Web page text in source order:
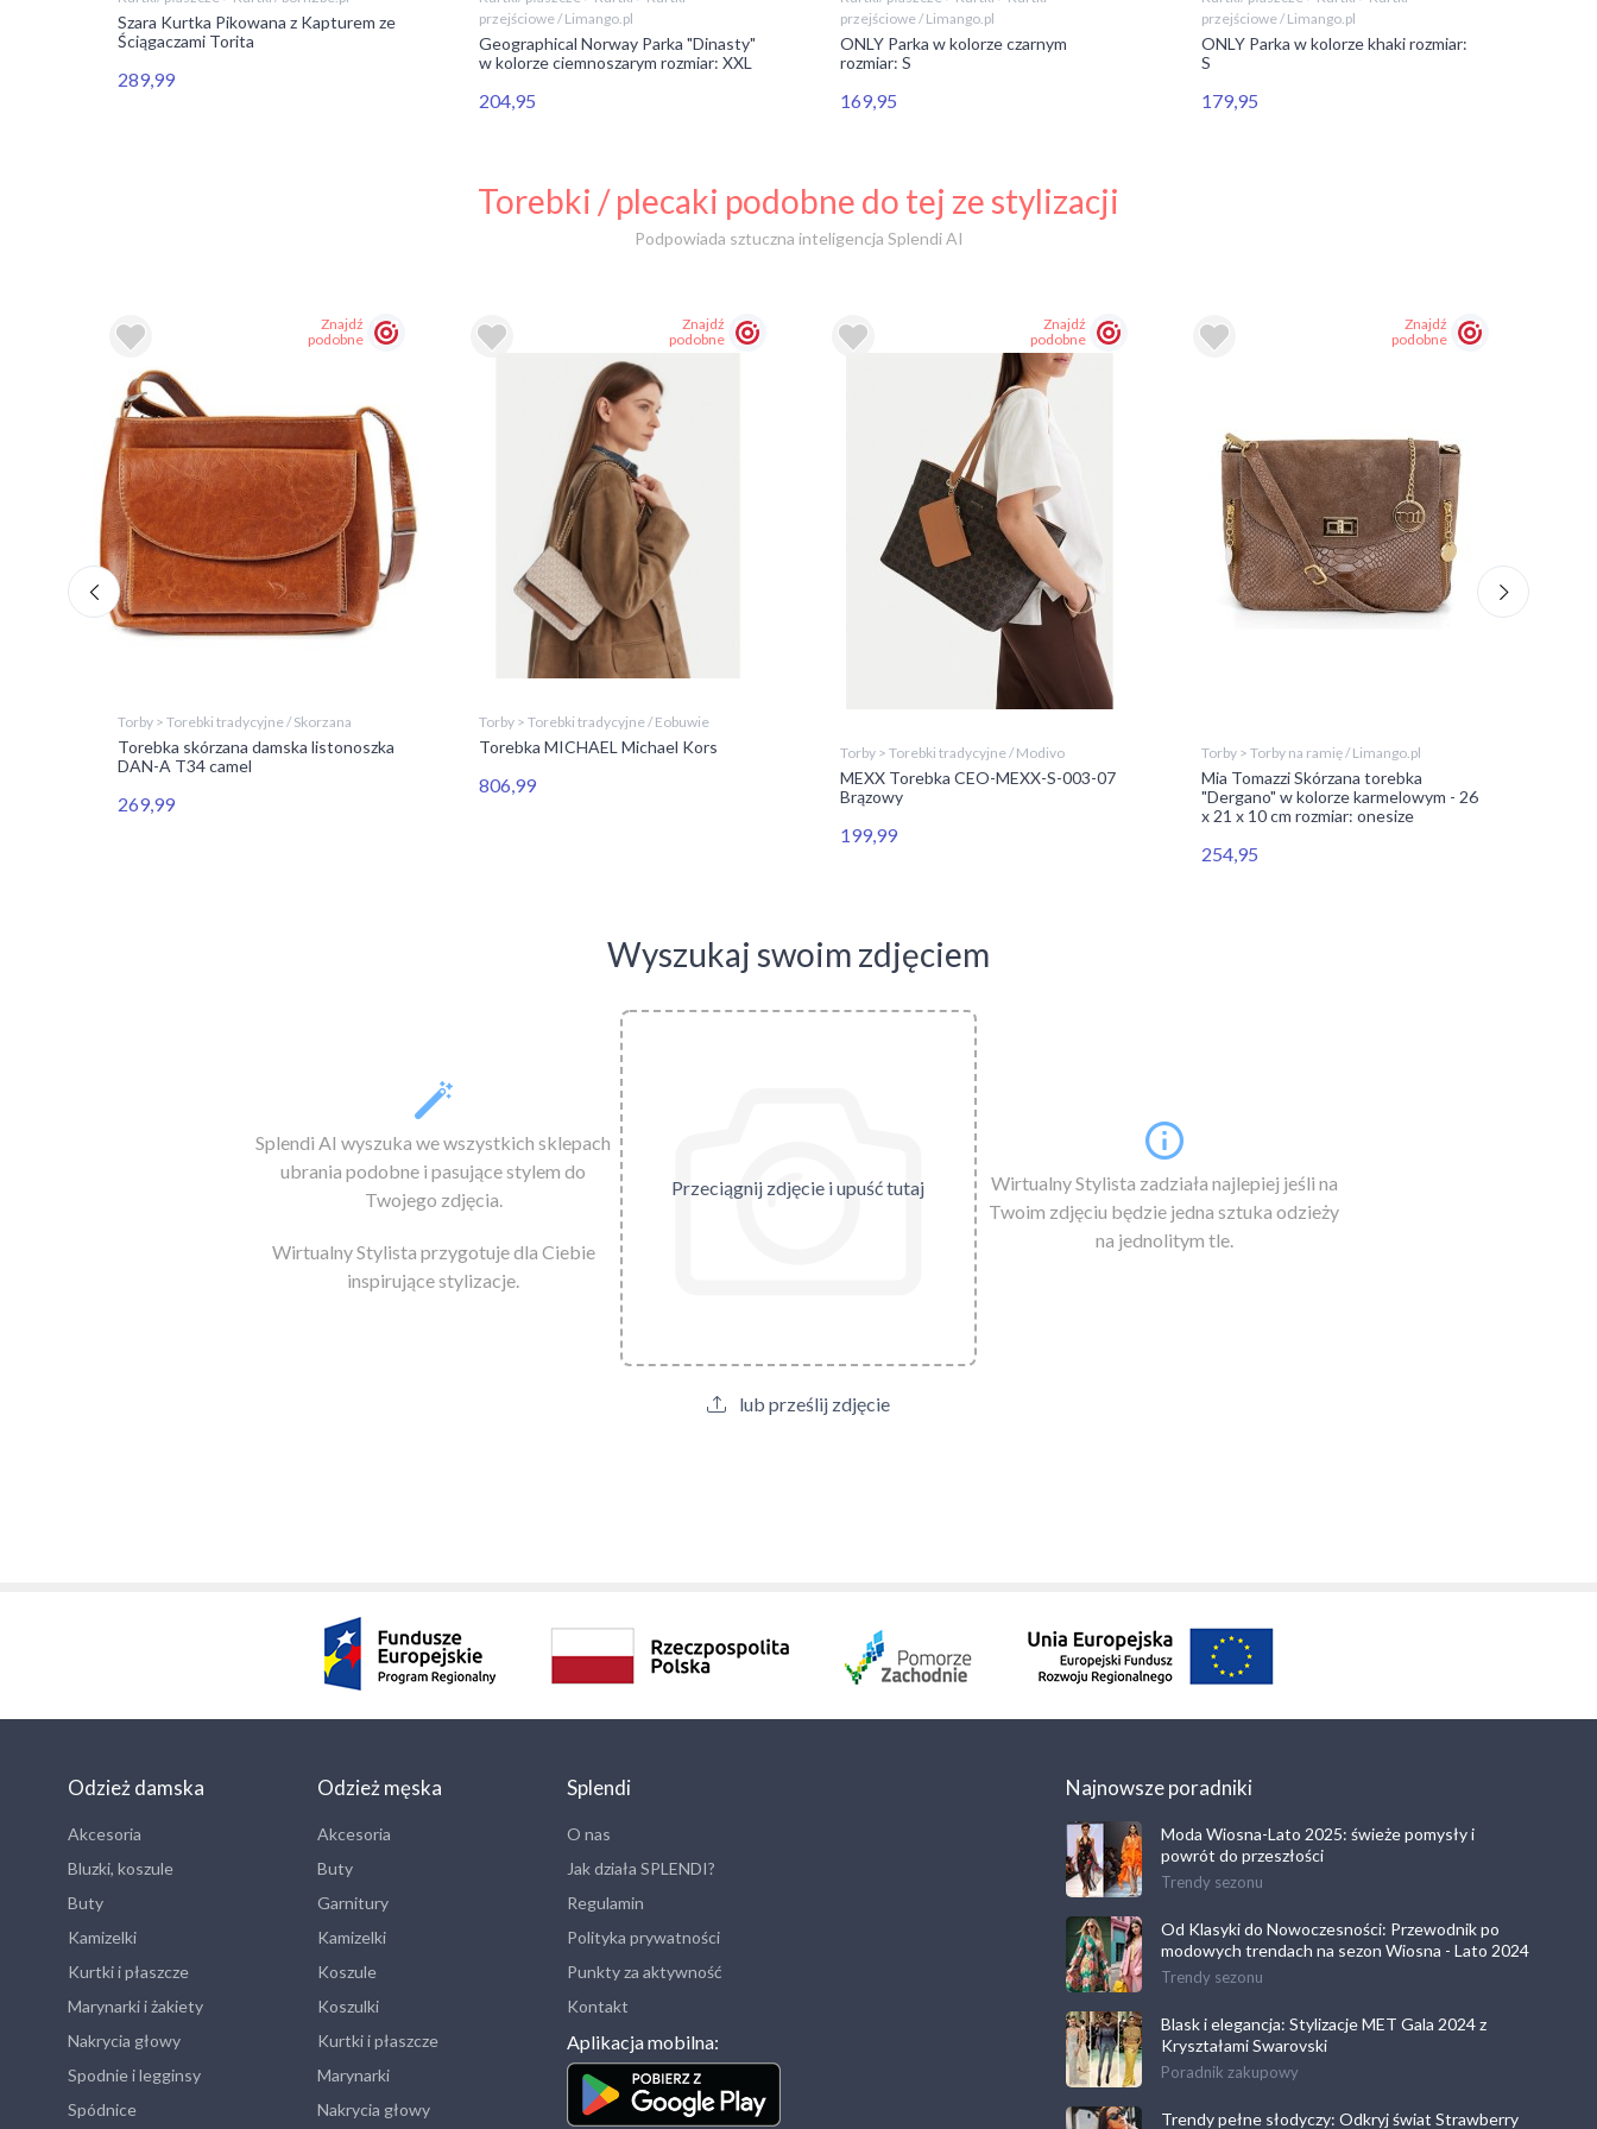
Szara Kurtka Pikowana z Kapturem ze
Ściągaczami Torita
289,99
przejściowe / Limango.pl
Geographical Norway Parka "Dinasty"
w kolorze ciemnoszarym rozmiar: XXL
204,95
przejściowe / Limango.pl
ONLY Parka w kolorze czarnym
rozmiar: S
169,95
przejściowe / Limango.pl
ONLY Parka w kolorze khaki rozmiar:
S
179,95
Torebki / plecaki podobne do tej ze stylizacji
Podpowiada sztuczna inteligencja Splendi AI
Znajdź
podobne
Torby > Torebki tradycyjne / Skorzana
Torebka skórzana damska listonoszka
DAN-A T34 camel
269,99
Znajdź
podobne
Torby > Torebki tradycyjne / Eobuwie
Torebka MICHAEL Michael Kors
806,99
Znajdź
podobne
Torby > Torebki tradycyjne / Modivo
MEXX Torebka CEO-MEXX-S-003-07
Brązowy
199,99
Znajdź
podobne
Torby > Torby na ramię / Limango.pl
Mia Tomazzi Skórzana torebka
"Dergano" w kolorze karmelowym - 26
x 21 x 10 cm rozmiar: onesize
254,95
Wyszukaj swoim zdjęciem
Splendi AI wyszuka we wszystkich sklepach
ubrania podobne i pasujące stylem do
Twojego zdjęcia.
Wirtualny Stylista przygotuje dla Ciebie
inspirujące stylizacje.
Wirtualny Stylista zadziała najlepiej jeśli na
Twoim zdjęciu będzie jedna sztuka odzieży
na jednolitym tle.
Przeciągnij zdjęcie i upuść tutaj
lub prześlij zdjęcie
Odzież damska
Akcesoria
Bluzki, koszule
Buty
Kamizelki
Kurtki i płaszcze
Marynarki i żakiety
Nakrycia głowy
Spodnie i legginsy
Spódnice
Odzież męska
Akcesoria
Buty
Garnitury
Kamizelki
Koszule
Koszulki
Kurtki i płaszcze
Marynarki
Nakrycia głowy
Splendi
O nas
Jak działa SPLENDI?
Regulamin
Polityka prywatności
Punkty za aktywność
Kontakt
Aplikacja mobilna:
Najnowsze poradniki
Moda Wiosna-Lato 2025: świeże pomysły i
powrót do przeszłości
Trendy sezonu
Od Klasyki do Nowoczesności: Przewodnik po
modowych trendach na sezon Wiosna - Lato 2024
Trendy sezonu
Blask i elegancja: Stylizacje MET Gala 2024 z
Kryształami Swarovski
Poradnik zakupowy
Trendy pełne słodyczy: Odkryj świat Strawberry